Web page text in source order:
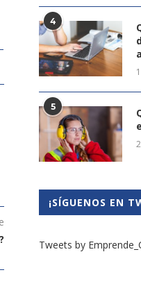
4
5
¡SÍGUENOS EN
Tweets by